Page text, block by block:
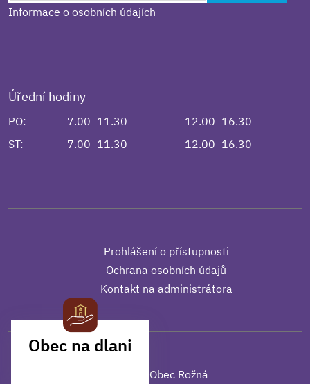
Informace o osobních údajích
Úřední hodiny
PO: 7.00–11.30
12.00–16.30
ST:
7.00–11.30 12.00–16.30
Prohlášení o přístupnosti
Ochrana osobních údajů
Kontakt na administrátora
© 2025 | Obec Rožná
Obec na dlani